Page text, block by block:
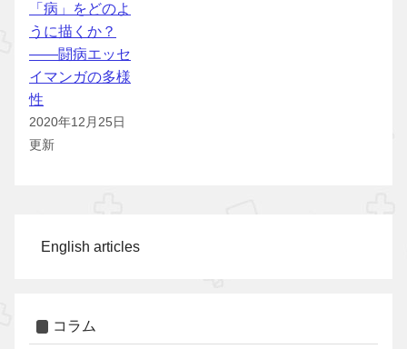
「病」をどのよ
うに描くか？
――闘病エッセ
イマンガの多様
性
2020年12月25日
更新
English articles
コラム